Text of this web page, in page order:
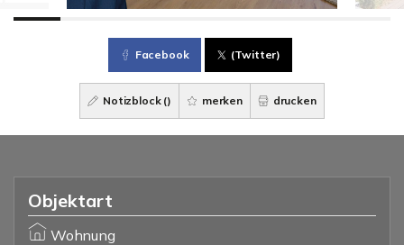
Facebook (Twitter)
Notizblock () merken drucken
Objektart
Wohnung